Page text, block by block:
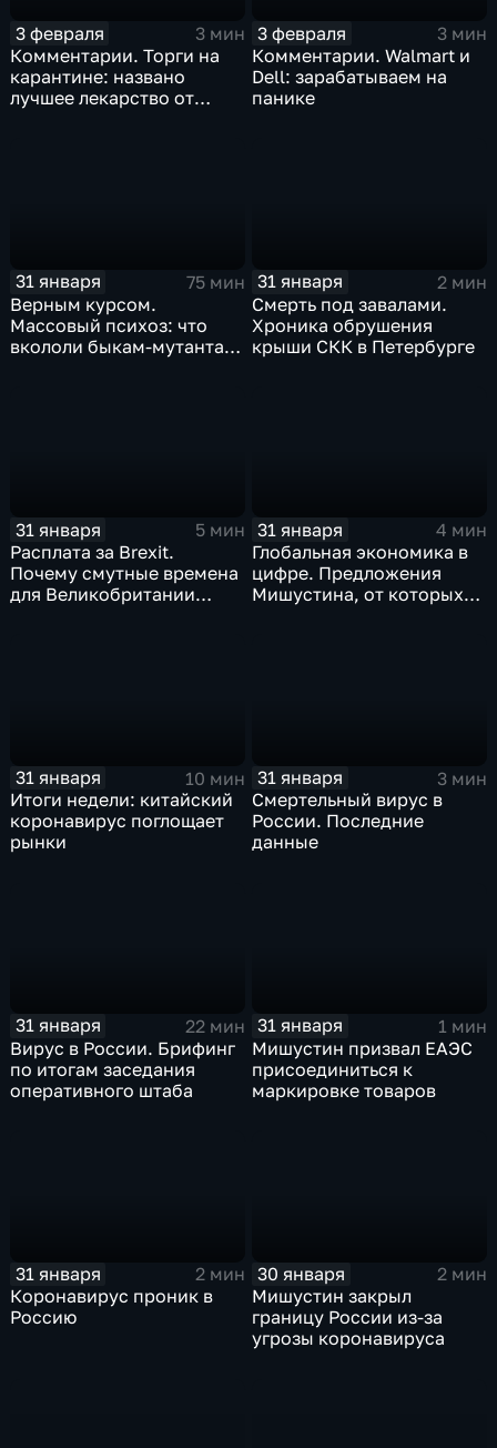
3 февраля
3 мин
Комментарии. Торги на
карантине: названо
лучшее лекарство от
3 февраля
3 мин
Комментарии. Walmart и
Dell: зарабатываем на
панике
31 января
75 мин
Верным курсом.
Массовый психоз: что
вкололи быкам-мутантам,
31 января
2 мин
Смерть под завалами.
Хроника обрушения
крыши СКК в Петербурге
31 января
5 мин
Расплата за Brexit.
Почему смутные времена
для Великобритании
31 января
4 мин
Глобальная экономика в
цифре. Предложения
Мишустина, от которых
31 января
10 мин
Итоги недели: китайский
коронавирус поглощает
рынки
31 января
3 мин
Смертельный вирус в
России. Последние
данные
31 января
22 мин
Вирус в России. Брифинг
по итогам заседания
оперативного штаба
31 января
1 мин
Мишустин призвал ЕАЭС
присоединиться к
маркировке товаров
31 января
2 мин
Коронавирус проник в
Россию
30 января
2 мин
Мишустин закрыл
границу России из-за
угрозы коронавируса